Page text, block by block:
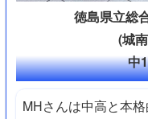
徳島県立総
(城
中
MHさんは中高と本格